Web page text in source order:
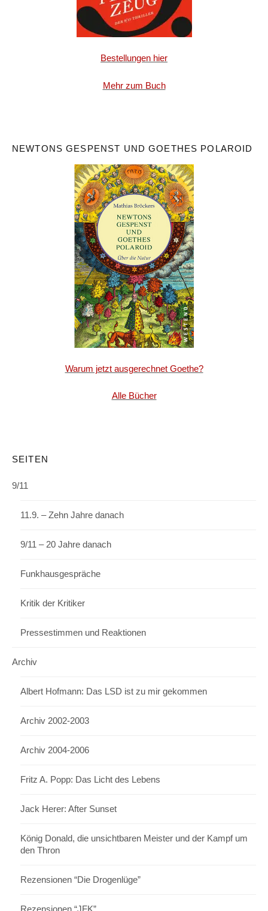
Bestellungen hier
Mehr zum Buch
NEWTONS GESPENST UND GOETHES POLAROID
Warum jetzt ausgerechnet Goethe?
Alle Bücher
SEITEN
9/11
11.9. – Zehn Jahre danach
9/11 – 20 Jahre danach
Funkhausgespräche
Kritik der Kritiker
Pressestimmen und Reaktionen
Archiv
Albert Hofmann: Das LSD ist zu mir gekommen
Archiv 2002-2003
Archiv 2004-2006
Fritz A. Popp: Das Licht des Lebens
Jack Herer: After Sunset
König Donald, die unsichtbaren Meister und der Kampf um
den Thron
Rezensionen “Die Drogenlüge”